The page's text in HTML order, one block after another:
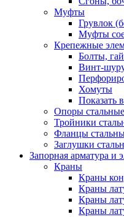
Муфты
Грувлок
Муфты
Крепежные
Болты,
Винт-
Хомуты
Показать
Опоры стальные
Тройники
Фланцы
Заглушки
Запорная арматура и
Краны
Краны
Краны
Краны
Краны